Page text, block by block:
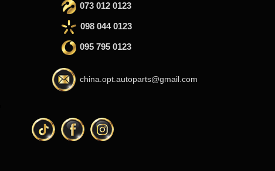
073 012 0123
098 044 0123
095 795 0123
china.opt.autoparts@gmail.com